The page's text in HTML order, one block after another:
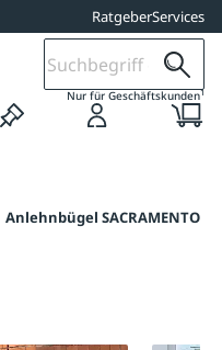
RatgeberServices
Nur für Geschäftskunden1
Anlehnbügel SACRAMENTO